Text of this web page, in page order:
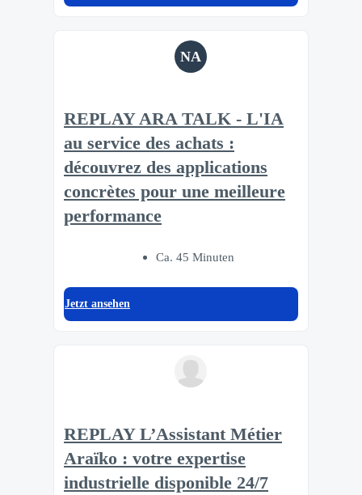
NA
REPLAY ARA TALK - L'IA
au service des achats :
découvrez des applications
concrètes pour une meilleure
performance
Ca. 45 Minuten
Jetzt ansehen
REPLAY L’Assistant Métier
Araïko : votre expertise
industrielle disponible 24/7